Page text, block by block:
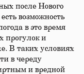
после Нового
возможность
в это время
прогулок и
В таких условиях
в череду
и вредной